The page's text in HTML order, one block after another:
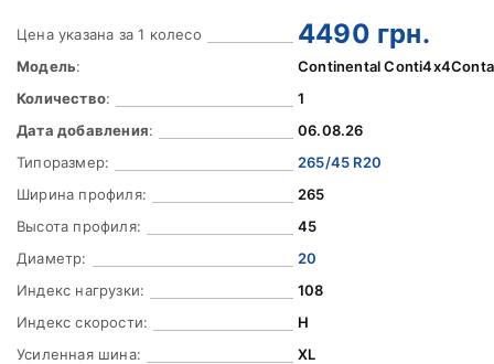
Цена указана за 1 колесо 4490 грн.
Модель:
Continental
Количество:
1
Дата добавления:
06.08.26
Типоразмер:
265/45 R20
Ширина профиля:
265
Высота профиля:
45
Диаметр:
20
Индекс нагрузки:
108
Индекс скорости:
H
Усиленная шина:
XL